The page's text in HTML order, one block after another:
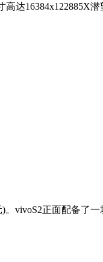
达16384x122885X
vivoS2正面配备了